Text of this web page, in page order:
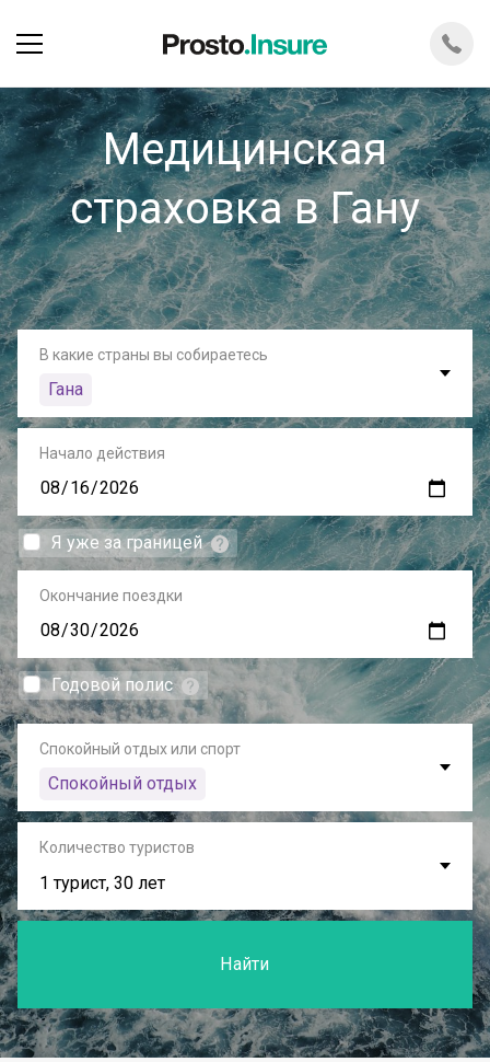
Медицинская
страховка в Гану
В какие страны вы собираетесь
Гана
Начало действия
Я уже за границей
Окончание поездки
Годовой полис
Спокойный отдых или спорт
Спокойный отдых
Количество туристов
1 турист, 30 лет
Найти